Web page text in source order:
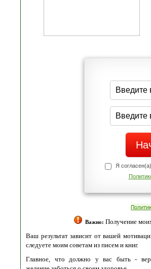
Я
Важно: Получение
Ваш результат зависит от вашей
следуете моим советам из писем и книг.
Главное, что должно у вас быть -